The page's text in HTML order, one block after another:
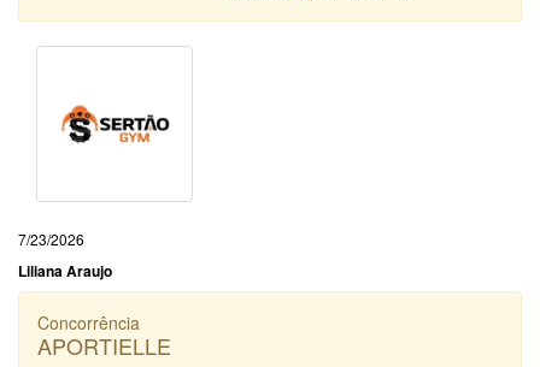
7/23/2026
Liliana Araujo
Concorrência
APORTIELLE